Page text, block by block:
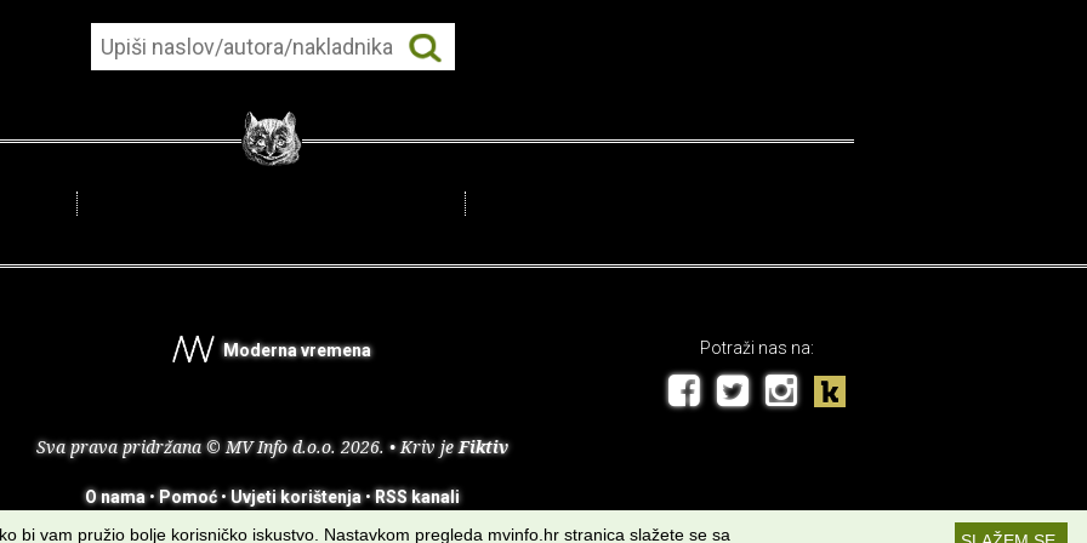
Moderna vremena
Sva prava pridržana © MV Info d.o.o. 2026. • Kriv jeFiktiv
O nama•Pomoć•Uvjeti korištenja•RSS kanali
Potraži nas na:
bi vam pružio bolje korisničko iskustvo. Nastavkom pregleda mvinfo.hr stranica slažete se sa